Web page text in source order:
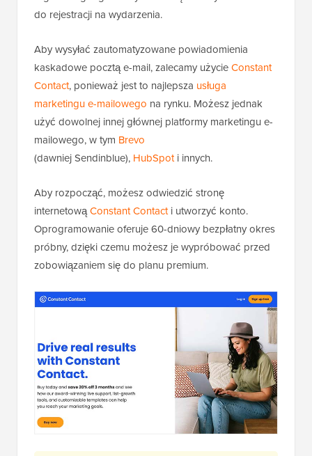
do rejestracji na wydarzenia.
Aby wysyłać zautomatyzowane powiadomienia
kaskadowe pocztą e-mail, zalecamy użycieConstant
Contact, ponieważ jest to najlepsza usługa
marketingu e-mailowego na rynku. Możesz jednak
użyć dowolnej innej głównej platformy marketingu e-
mailowego, w tym Brevo
(dawniej Sendinblue), HubSpoti innych.
Aby rozpocząć, możesz odwiedzić stronę
internetowąConstant Contacti utworzyć konto.
Oprogramowanie oferuje 60-dniowy bezpłatny okres
próbny, dzięki czemu możesz je wypróbować przed
zobowiązaniem się do planu premium.